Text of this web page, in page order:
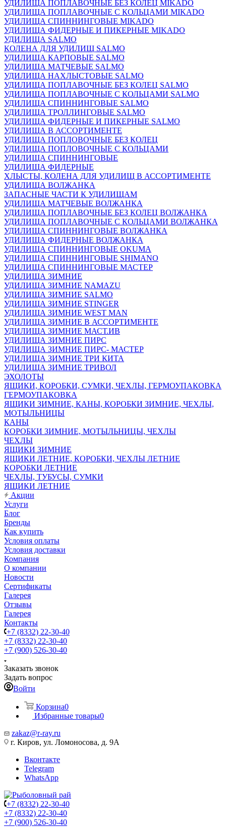
УДИЛИЩА ПОПЛАВОЧНЫЕ БЕЗ КОЛЕЦ MIKADO
УДИЛИЩА ПОПЛАВОЧНЫЕ С КОЛЬЦАМИ MIKADO
УДИЛИЩА СПИННИНГОВЫЕ MIKADO
УДИЛИЩА ФИДЕРНЫЕ И ПИКЕРНЫЕ MIKADO
УДИЛИЩА SALMO
КОЛЕНА ДЛЯ УДИЛИЩ SALMO
УДИЛИЩА КАРПОВЫЕ SALMO
УДИЛИЩА МАТЧЕВЫЕ SALMO
УДИЛИЩА НАХЛЫСТОВЫЕ SALMO
УДИЛИЩА ПОПЛАВОЧНЫЕ БЕЗ КОЛЕЦ SALMO
УДИЛИЩА ПОПЛАВОЧНЫЕ С КОЛЬЦАМИ SALMO
УДИЛИЩА СПИННИНГОВЫЕ SALMO
УДИЛИЩА ТРОЛЛИНГОВЫЕ SALMO
УДИЛИЩА ФИДЕРНЫЕ И ПИКЕРНЫЕ SALMO
УДИЛИЩА В АССОРТИМЕНТЕ
УДИЛИЩА ПОПЛОВОЧНЫЕ БЕЗ КОЛЕЦ
УДИЛИЩА ПОПЛОВОЧНЫЕ С КОЛЬЦАМИ
УДИЛИЩА СПИННИНГОВЫЕ
УДИЛИЩА ФИДЕРНЫЕ
ХЛЫСТЫ, КОЛЕНА ДЛЯ УДИЛИЩ В АССОРТИМЕНТЕ
УДИЛИЩА ВОЛЖАНКА
ЗАПАСНЫЕ ЧАСТИ К УДИЛИЩАМ
УДИЛИЩА МАТЧЕВЫЕ ВОЛЖАНКА
УДИЛИЩА ПОПЛАВОЧНЫЕ БЕЗ КОЛЕЦ ВОЛЖАНКА
УДИЛИЩА ПОПЛАВОЧНЫЕ С КОЛЬЦАМИ ВОЛЖАНКА
УДИЛИЩА СПИННИНГОВЫЕ ВОЛЖАНКА
УДИЛИЩА ФИДЕРНЫЕ ВОЛЖАНКА
УДИЛИЩА СПИННИНГОВЫЕ OKUMA
УДИЛИЩА СПИННИНГОВЫЕ SHIMANO
УДИЛИЩА СПИННИНГОВЫЕ МАСТЕР
УДИЛИЩА ЗИМНИЕ
УДИЛИЩА ЗИМНИЕ NAMAZU
УДИЛИЩА ЗИМНИЕ SALMO
УДИЛИЩА ЗИМНИЕ STINGER
УДИЛИЩА ЗИМНИЕ WEST MAN
УДИЛИЩА ЗИМНИЕ В АССОРТИМЕНТЕ
УДИЛИЩА ЗИМНИЕ МАСТ.ИВ
УДИЛИЩА ЗИМНИЕ ПИРС
УДИЛИЩА ЗИМНИЕ ПИРС- МАСТЕР
УДИЛИЩА ЗИМНИЕ ТРИ КИТА
УДИЛИЩА ЗИМНИЕ ТРИВОЛ
ЭХОЛОТЫ
ЯЩИКИ, КОРОБКИ, СУМКИ, ЧЕХЛЫ, ГЕРМОУПАКОВКА
ГЕРМОУПАКОВКА
ЯЩИКИ ЗИМНИЕ, КАНЫ, КОРОБКИ ЗИМНИЕ, ЧЕХЛЫ,
МОТЫЛЬНИЦЫ
КАНЫ
КОРОБКИ ЗИМНИЕ, МОТЫЛЬНИЦЫ, ЧЕХЛЫ
ЧЕХЛЫ
ЯЩИКИ ЗИМНИЕ
ЯЩИКИ ЛЕТНИЕ, КОРОБКИ, ЧЕХЛЫ ЛЕТНИЕ
КОРОБКИ ЛЕТНИЕ
ЧЕХЛЫ, ТУБУСЫ, СУМКИ
ЯЩИКИ ЛЕТНИЕ
Акции
Услуги
Блог
Бренды
Как купить
Условия оплаты
Условия доставки
Компания
О компании
Новости
Сертификаты
Галерея
Отзывы
Галерея
Контакты
+7 (8332) 22-30-40
+7 (8332) 22-30-40
+7 (900) 526-30-40
Заказать звонок
Задать вопрос
Войти
Корзина0
Избранные товары0
zakaz@r-ray.ru
г. Киров, ул. Ломоносова, д. 9А
Вконтакте
Telegram
WhatsApp
+7 (8332) 22-30-40
+7 (8332) 22-30-40
+7 (900) 526-30-40